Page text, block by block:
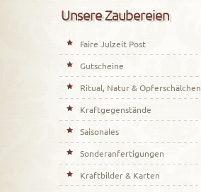
Unsere Zaubereien
Faire Julzeit Post
Gutscheine
Ritual, Natur & Opferschälchen
Kraftgegenstände
Saisonales
Sonderanfertigungen
Kraftbilder & Karten